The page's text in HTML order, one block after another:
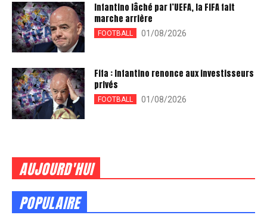
Infantino lâché par l’UEFA, la FIFA fait
marche arrière
FOOTBALL 01/08/2026
Fifa : Infantino renonce aux investisseurs
privés
FOOTBALL 01/08/2026
AUJOURD'HUI
POPULAIRE